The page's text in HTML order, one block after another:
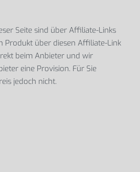
Seite sind über Affiliate-Links
Produkt über diesen Affiliate-Link
beim Anbieter und wir
eine Provision. Für Sie
jedoch nicht.